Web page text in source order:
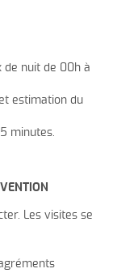
de nuit de 00h à
estimation du
minutes.
Les visites se